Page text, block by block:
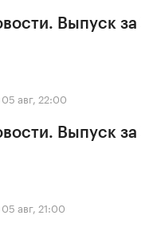
Выпуск
05 авг, 22:00
Выпуск
05 авг, 21:00